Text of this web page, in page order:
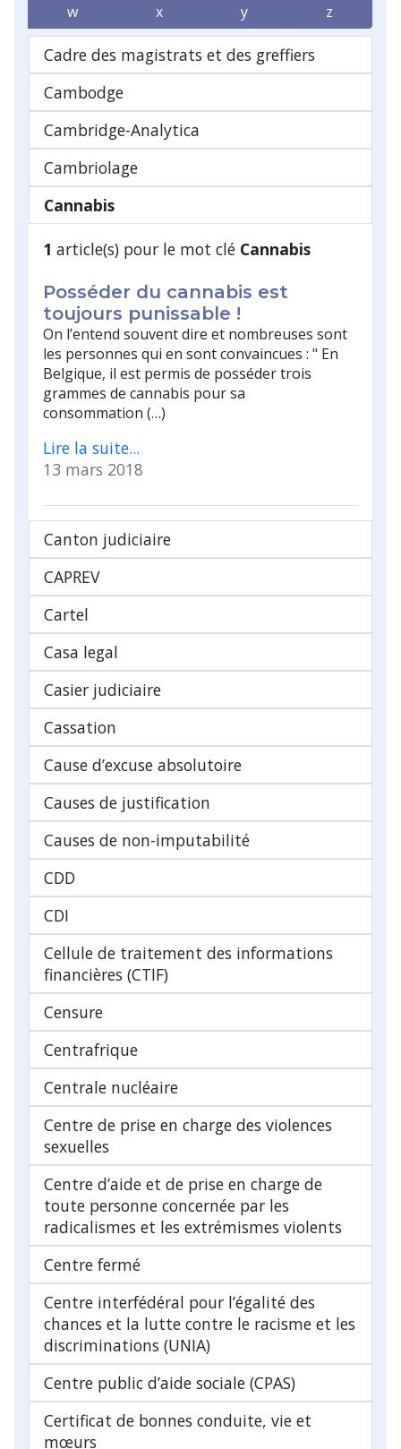
w
x y z
Cadre des magistrats et des greffiers
Cambodge
Cambridge-Analytica
Cambriolage
Cannabis
1 article(s) pour le mot clé Cannabis
Posséder du cannabis est
toujours punissable !
On l’entend souvent dire et nombreuses sont
les personnes qui en sont convaincues : " En
Belgique, il est permis de posséder trois
grammes de cannabis pour sa
consommation (…)
Lire la suite...
13 mars 2018
Canton judiciaire
CAPREV
Cartel
Casa legal
Casier judiciaire
Cassation
Cause d’excuse absolutoire
Causes de justification
Causes de non-imputabilité
CDD
CDI
Cellule de traitement des informations
financières (CTIF)
Censure
Centrafrique
Centrale nucléaire
Centre de prise en charge des violences
sexuelles
Centre d’aide et de prise en charge de
toute personne concernée par les
radicalismes et les extrémismes violents
Centre fermé
Centre interfédéral pour l’égalité des
chances et la lutte contre le racisme et les
discriminations (UNIA)
Centre public d’aide sociale (CPAS)
Certificat de bonnes conduite, vie et
mœurs